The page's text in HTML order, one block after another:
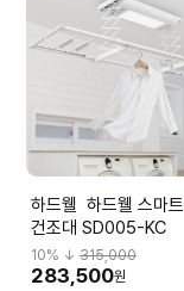
하드웰 하드웰 스마트 빨래
건조대 SD005-KC
10% ↓ 315,000
283,500원